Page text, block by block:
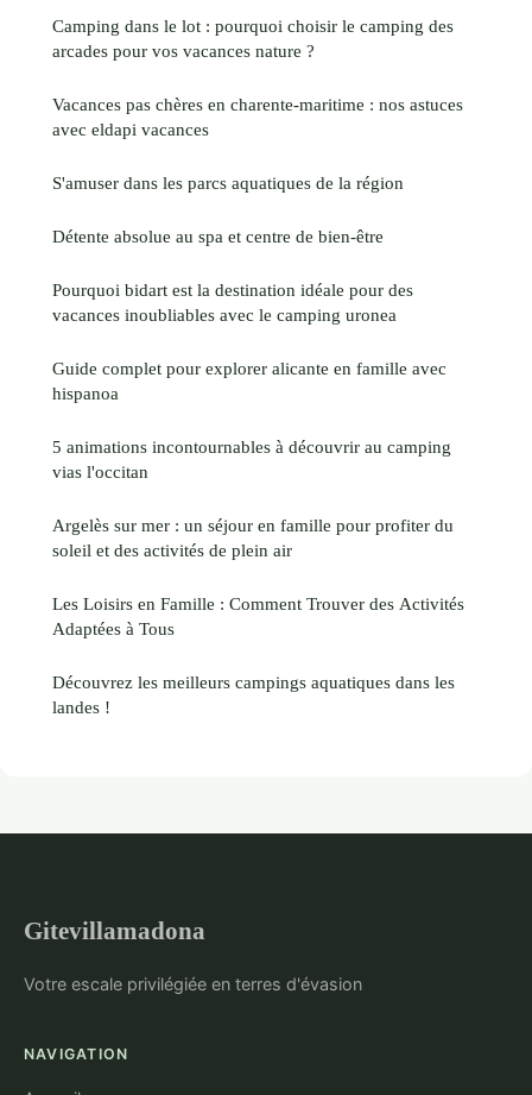
Camping dans le lot : pourquoi choisir le camping des
arcades pour vos vacances nature ?
Vacances pas chères en charente-maritime : nos astuces
avec eldapi vacances
S'amuser dans les parcs aquatiques de la région
Détente absolue au spa et centre de bien-être
Pourquoi bidart est la destination idéale pour des
vacances inoubliables avec le camping uronea
Guide complet pour explorer alicante en famille avec
hispanoa
5 animations incontournables à découvrir au camping
vias l'occitan
Argelès sur mer : un séjour en famille pour profiter du
soleil et des activités de plein air
Les Loisirs en Famille : Comment Trouver des Activités
Adaptées à Tous
Découvrez les meilleurs campings aquatiques dans les
landes !
Gitevillamadona
Votre escale privilégiée en terres d'évasion
NAVIGATION